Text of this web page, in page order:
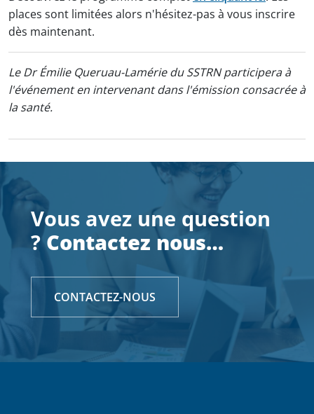
places sont limitées alors n'hésitez-pas à vous inscrire
dès maintenant.
Le Dr Émilie Queruau-Lamérie du SSTRN participera à
l'événement en intervenant dans l'émission consacrée à
la santé.
Vous avez une question
?Contactez nous…
CONTACTEZ-NOUS